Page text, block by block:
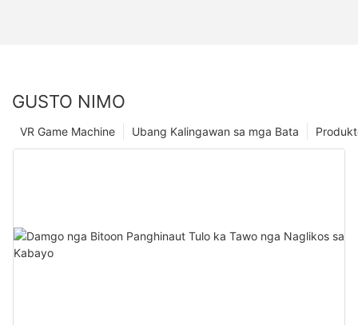
GUSTO NIMO
Ubang Kalingawan sa mga Bata
VR Game Machine